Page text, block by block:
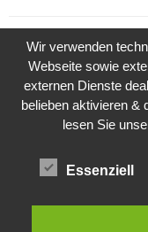
Die
9. Juli
Was ist
Die
Wir verwenden
Webseite sowie
externen Dienste
belieben aktivieren &
lesen Sie
Essenziell